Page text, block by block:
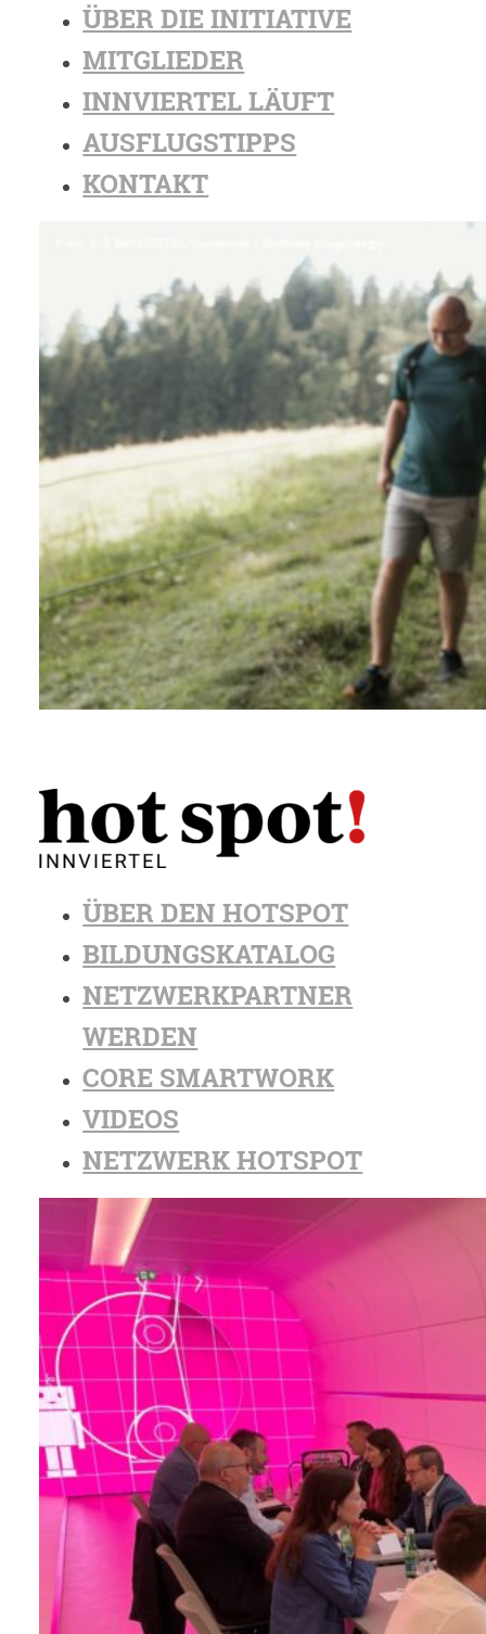
ÜBER DIE INITIATIVE
MITGLIEDER
INNVIERTEL LÄUFT
AUSFLUGSTIPPS
KONTAKT
ÜBER DEN HOTSPOT
BILDUNGSKATALOG
NETZWERKPARTNER
WERDEN
CORE SMARTWORK
VIDEOS
NETZWERK HOTSPOT